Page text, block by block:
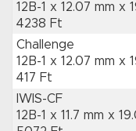
12B-1 x 12.07 mm x
4238 Ft
Challenge
12B-1 x 12.07 mm x
417 Ft
IWIS-CF
12B-1 x 11.7 mm x